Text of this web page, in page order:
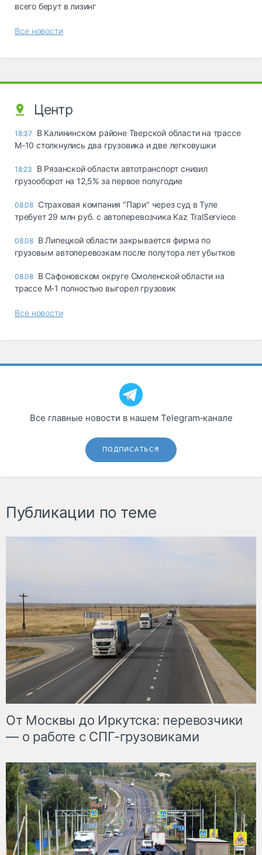
всего берут в лизинг
Все новости
Центр
18:37
В Калининском районе Тверской области на трассе
М-10 столкнулись два грузовика и две легковушки
18:23
В Рязанской области автотранспорт снизил
грузооборот на 12,5% за первое полугодие
08.08 Страховая компания "Пари" через суд в Туле
требует 29 млн руб. с автоперевозчика Kaz TralServiece
08.08 В Липецкой области закрывается фирма по
грузовым автоперевозкам после полутора лет убытков
08.08 В Сафоновском округе Смоленской области на
трассе М-1 полностью выгорел грузовик
Все новости
Все главные новости в нашем Telegram‑канале
ПОДПИСАТЬСЯ
Публикации по теме
От Москвы до Иркутска: перевозчики
— о работе с СПГ-грузовиками